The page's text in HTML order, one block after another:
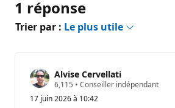
1 réponse
Trier par : Le plus utile
Alvise Cervellati
6,115 P
o
i
• Conseiller indépendant
17 juin 2026 à 10:42